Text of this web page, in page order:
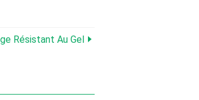
Résistant Au Gel